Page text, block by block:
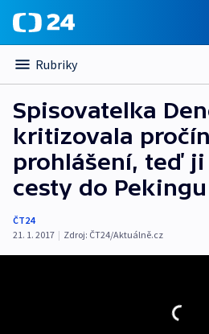
Rubriky
Spisovatelka
kritizovala
prohlášení, teď
cesty do Pekingu
ČT24
21. 1. 2017 | Zdroj: ČT24/Aktuálně.cz